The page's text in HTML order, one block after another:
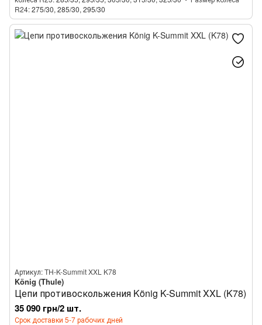
R24 275/30, 285/30, 295/30
Артикул: TH-K-Summit XXL K78
König (Thule)
Цепи противоскольжения König K-Summit XXL (K78)
35 090 грн/2 шт.
Срок доставки 5-7 рабочих дней